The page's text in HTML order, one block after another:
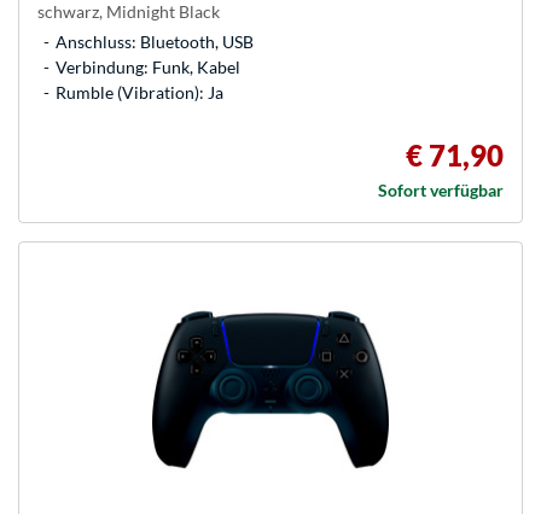
schwarz, Midnight Black
Anschluss: Bluetooth, USB
Verbindung: Funk, Kabel
Rumble (Vibration): Ja
€ 71,90
Sofort verfügbar